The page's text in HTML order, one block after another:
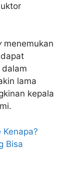
menemukan
lama
kepala
Bisa